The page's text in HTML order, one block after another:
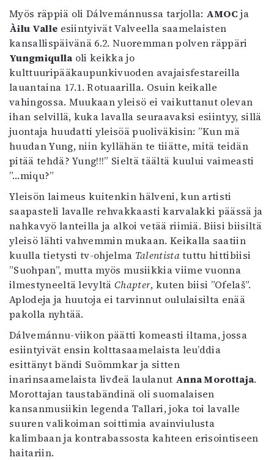
Myös räppiä oli Dálvemánnussa tarjolla: AMOC ja
Àilu Valle esiintyivät Valveella saamelaisten
kansallispäivänä 6.2. Nuoremman polven räppäri
Yungmiqulla oli keikka jo
kulttuuripääkaupunkivuoden avajaisfestareilla
lauantaina 17.1. Rotuaarilla. Osuin keikalle
vahingossa. Muukaan yleisö ei vaikuttanut olevan
ihan selvillä, kuka lavalla seuraavaksi esiintyy, sillä
juontaja huudatti yleisöä puoliväkisin: ”Kun mä
huudan Yung, niin kyllähän te tiiätte, mitä teidän
pitää tehdä? Yung!!!” Sieltä täältä kuului vaimeasti
”…miqu?”
Yleisön laimeus kuitenkin hälveni, kun artisti
saapasteli lavalle rehvakkaasti karvalakki päässä ja
nahkavyö lanteilla ja alkoi vetää riimiä. Biisi biisiltä
yleisö lähti vahvemmin mukaan. Keikalla saatiin
kuulla tietysti tv-ohjelma Talentistatuttu hittibiisi
”Suohpan”, mutta myös musiikkia viime vuonna
ilmestyneeltä levyltäChapter, kuten biisi ”Ofelaš”.
Aplodeja ja huutoja ei tarvinnut oululaisilta enää
pakolla nyhtää.
Dálvemánnu-viikon päätti komeasti iltama, jossa
esiintyivät ensin kolttasaamelaista leu’ddia
esittänyt bändi Suõmmkar ja sitten
inarinsaamelaista livđeä laulanut Anna Morottaja.
Morottajan taustabändinä oli suomalaisen
kansanmusiikin legenda Tallari, joka toi lavalle
suuren valikoiman soittimia avainviulusta
kalimbaan ja kontrabassosta kahteen erisointiseen
haitariin.